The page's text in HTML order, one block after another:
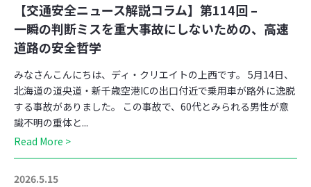
【交通安全ニュース解説コラム】第114回 –
一瞬の判断ミスを重大事故にしないための、高速
道路の安全哲学
みなさんこんにちは、ディ・クリエイトの上西です。 5月14日、
北海道の道央道・新千歳空港ICの出口付近で乗用車が路外に逸脱
する事故がありました。 この事故で、60代とみられる男性が意
識不明の重体と...
Read More >
2026.5.15